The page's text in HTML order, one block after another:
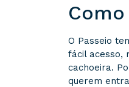
O Passeio
fácil acesso,
cachoeira.
querem